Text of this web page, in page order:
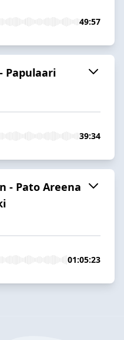
49:57
Papulaari
39:34
- Pato Areena
01:05:23